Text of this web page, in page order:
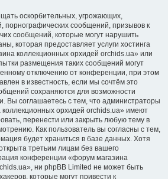
оскорбительных, угрожающих,
порнографических сообщений, призывов к
сообщений, которые могут нарушить
которая предоставляет услуги хостинга
коллекционных орхидей orchids.ua» или
размещения таких сообщений могут
отключению от конференции, при этом
в известность, если мы сочтём это
сохраняются для возможности
Вы соглашаетесь с тем, что администраторы
орхидей orchids.ua» имеют
перенести или закрыть любую тему в
Как пользователь вы согласны с тем,
будет храниться в базе данных. Хотя
третьим лицам без вашего
конференции «форум магазина
ни phpBB Limited не может быть
которые могут привести к